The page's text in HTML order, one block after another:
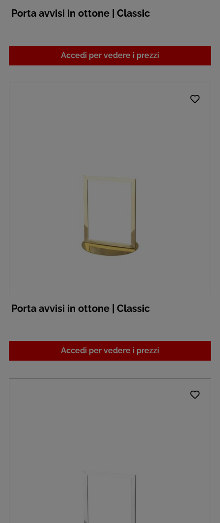
Porta avvisi in ottone | Classic
Accedi per vedere i prezzi
Porta avvisi in ottone | Classic
Accedi per vedere i prezzi